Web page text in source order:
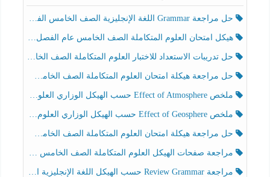
حل مراجعة Grammar اللغة الإنجليزية الصف الخامس الفصل الثالث
هيكل امتحان العلوم المتكاملة الصف الخامس عام الفصل الدراسي الثالث 2025-2026
حل تدريبات الاستعداد للاختبار العلوم المتكاملة الصف الخامس عام الفصل الثالث
حل مراجعة هيكلة امتحان العلوم المتكاملة الصف الخامس انسبير الفصل الثالث
ملخص Effect of Atmosphere حسب الهيكل الوزاري العلوم المتكاملة الصف الخامس انسبير الفصل الثالث
ملخص Effect of Geosphere حسب الهيكل الوزاري العلوم المتكاملة الصف الخامس انسبير الفصل الثالث
حل مراجعة هيكلة امتحان العلوم المتكاملة الصف الخامس عام الفصل الثالث
مراجعة صفحات الهيكل العلوم المتكاملة الصف الخامس انسبير الفصل الثالث
مراجعة Review Grammar حسب الهيكل اللغة الإنجليزية الصف الخامس الفصل الثالث